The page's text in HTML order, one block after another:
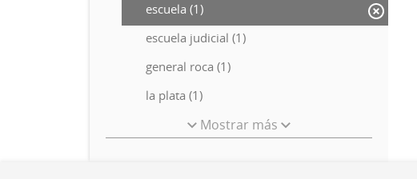
escuela (1)
escuela judicial (1)
general roca (1)
la plata (1)
Mostrar más